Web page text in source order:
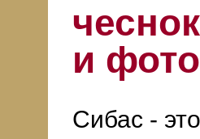
и фото
Сибас -